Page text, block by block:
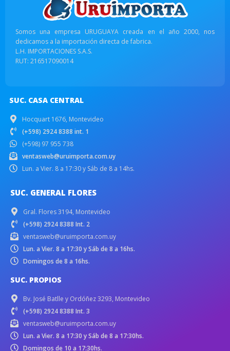
Somos una empresa URUGUAYA creada en el año 2000, nos
dedicamos a la importación directa de fabrica.
L.H. IMPORTACIONES S.A.S.
RUT: 216517090014
SUC. CASA CENTRAL
Hocquart 1676, Montevideo
(+598) 2924 8388 int. 1
(+598) 97 955 738
ventasweb@uruimporta.com.uy
Lun. a Vier. 8 a 17:30 y Sáb de 8 a 14hs.
SUC. GENERAL FLORES
Gral. Flores 3194, Montevideo
(+598) 2924 8388 Int. 2
ventasweb@uruimporta.com.uy
Lun. a Vier. 8 a 17:30 y Sáb de 8 a 16hs.
Domingos de 8 a 16hs.
SUC. PROPIOS
Bv. José Batlle y Ordóñez 3293, Montevideo
(+598) 2924 8388 Int. 3
ventasweb@uruimporta.com.uy
Lun. a Vier. 8 a 17:30 y Sáb de 8 a 17:30hs.
Domingos de 10 a 17:30hs.